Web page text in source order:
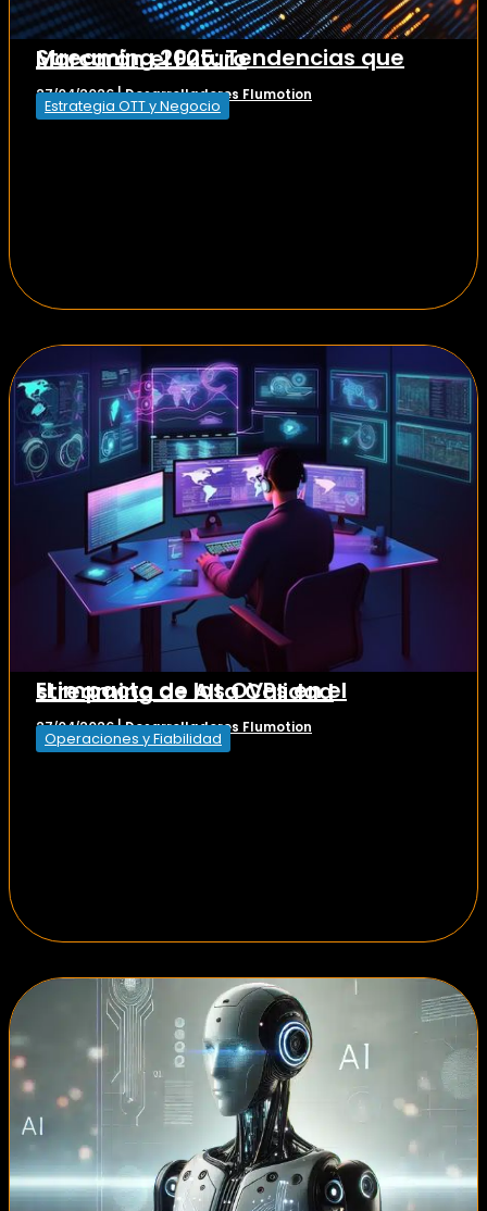
Streaming 2025: Tendencias que Marcarán el Futuro
27/04/2026|Desarrolladores Flumotion
Estrategia OTT y Negocio
El impacto de los OVPs en el streaming de Alta Calidad
27/04/2026|Desarrolladores Flumotion
Operaciones y Fiabilidad